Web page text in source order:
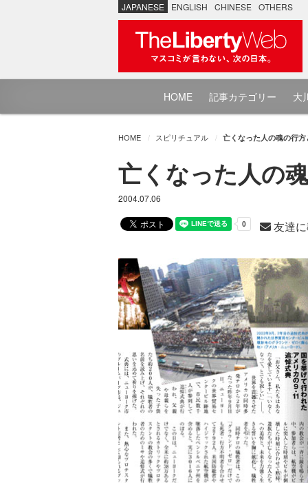
JAPANESE ENGLISH CHINESE OTHERS
HOME 記事カテゴリー 大
HOME スピリチュアル 亡くなった人の魂の行
亡くなった人の
2004.07.06
友達